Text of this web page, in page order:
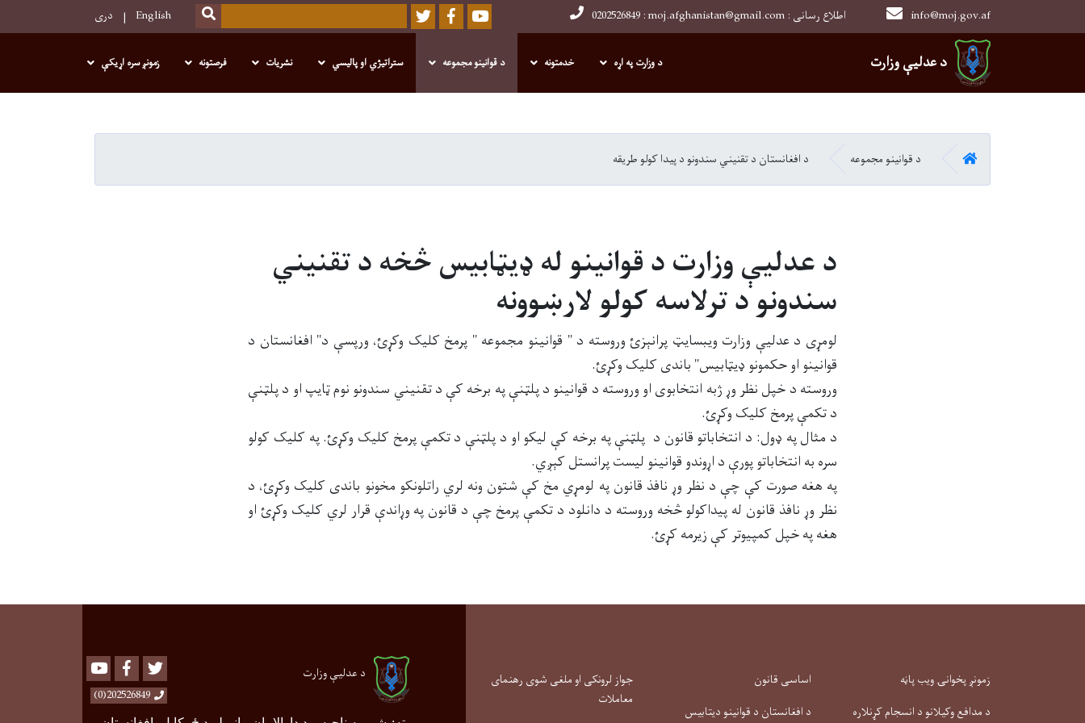
د عدلیې وزارت
info@moj.gov.af 0202526849 : moj.afghanistan@gmail.com : اطلاع رسانی Youtube
Facebook
Twitter
Search
SEARCH
English دری
Main navigation د وزارت په اړه خدمتونه د قوانینو مجموعه ستراتیژي او پالیسي نشریات فرصتونه زمونږ سره اړیکې
کور د قوانینو مجموعه د افغانستان د تقنیني سندونو د پیدا کولو طریقه
د عدليې وزارت د قوانینو له ډیټابیس څخه د تقنیني
سندونو د ترلاسه کولو لارښوونه
لومړی د عدليې وزارت ویبسایټ پرانېزئ وروسته د " قوانینو مجموعه " پرمخ کلیک وکړئ، ورپسې د" افغانستان د
قوانینو او حکمونو ډیټابیس" باندی کلیک وکړئ.
وروسته د خپل نظر وړ ژبه انتخابوی او وروسته د قوانینو د پلټنې په برخه کې د تقنیني سندونو نوم ټایپ او د پلټنې
د تکمې پرمخ کلیک وکړئ.
د مثال په ډول: د انتخاباتو قانون د پلټنې په برخه کې لیکو او د پلټنې د تکمې پرمخ کلیک وکړئ. په کلیک کولو
سره به انتخاباتو پورې د اړوندو قوانینو لیست پرانستل کېږي.
په هغه صورت کې چې د نظر وړ نافذ قانون په لومړي مخ کې شتون ونه لري راتلونکو مخونو باندی کلیک وکړئ، د
نظر وړ نافذ قانون له پیداکولو څخه وروسته د دانلود د تکمې پرمخ چې د قانون په وړاندې قرار لري کلیک وکړئ او
هغه په خپل کمپیوتر کې زیرمه کړئ.
زمونږ پخوانۍ ویب پاڼه
د مدافع وکیلانو د انسجام کړنلاره
اساسی قانون
د افغانستان د قوانینو دیتابیس
جواز لرونکی او ملغی شوی رهنمای
معاملات
د عدلیې وزارت Youtube Facebook
202526849(0)